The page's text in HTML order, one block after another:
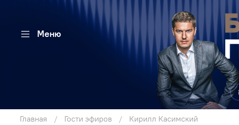
Меню
Главная Гости эфиров Кирилл Касимский